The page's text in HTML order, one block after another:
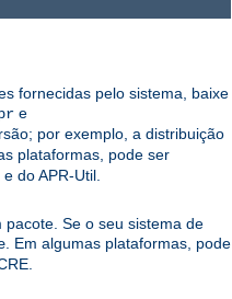
fornecidas pelo sistema, baixe
e
por exemplo, a distribuição
plataformas, pode ser
do APR-Util.
pacote. Se o seu sistema de
. Em algumas plataformas, pode